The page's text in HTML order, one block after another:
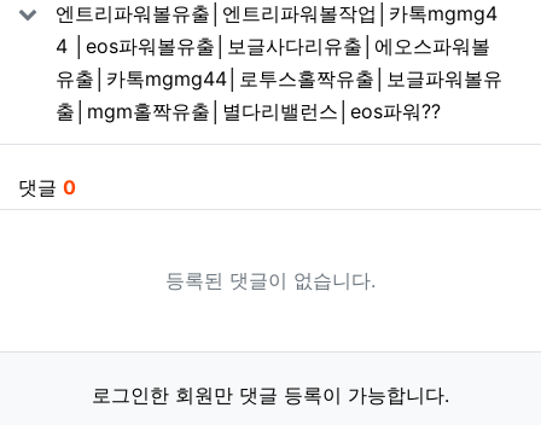
엔트리파워볼유출│엔트리파워볼작업│카톡mgmg4
4 │eos파워볼유출│보글사다리유출│에오스파워볼
유출│카톡mgmg44│로투스홀짝유출│보글파워볼유
출│mgm홀짝유출│별다리밸런스│eos파워??
댓글 0
등록된 댓글이 없습니다.
로그인한 회원만 댓글 등록이 가능합니다.